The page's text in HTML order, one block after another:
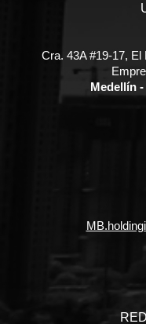
Cra. 43A #19-17,
Medellín